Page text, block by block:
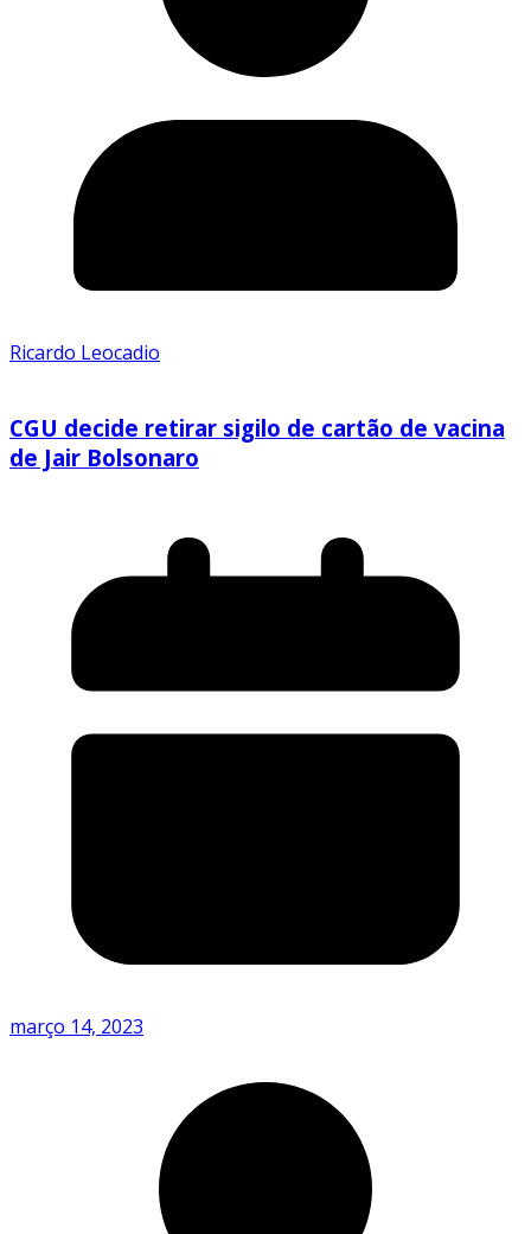
Ricardo Leocadio
CGU decide retirar sigilo de cartão de vacina
de Jair Bolsonaro
março 14, 2023